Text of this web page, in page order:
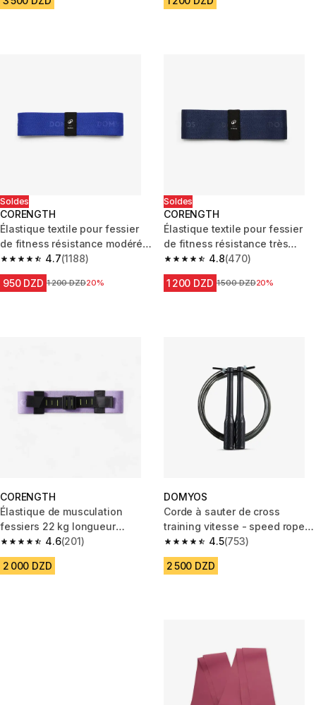
Soldes
CORENGTH
Élastique textile pour fessier
de fitness résistance modérée,
bleu foncé4.7
4.7 out of 5 stars from 1188 reviews
(1188)
950 DZD Prix avant la réduction
1 200 DZD20%
Soldes
CORENGTH
Élastique textile pour fessier
de fitness résistance très
forte, bleu foncé
4.8
4.8 out of 5 stars from 470
(470)
1 200 DZD Prix avant la réduction
1 500 DZD20%
CORENGTH
Élastique de musculation
fessiers 22 kg longueur
réglable - glute band ajustable
4.6
4.6 out of 5 stars from 201 reviews
(201)
2 000 DZD
DOMYOS
Corde à sauter de cross
training vitesse - speed rope
noire
4.5
4.5 out of 5 stars from 753
(753)
2 500 DZD